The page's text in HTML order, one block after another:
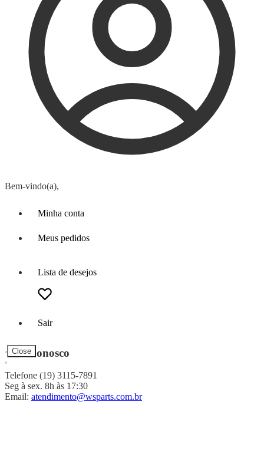
Bem-vindo(a),
Minha conta
Meus pedidos
Lista de desejos
Sair
Close
Fale Conosco
Telefone (19) 3115-7891
Seg à sex. 8h às 17:30
Email: atendimento@wsparts.com.br